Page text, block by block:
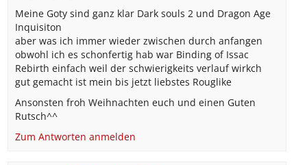
Meine Goty sind ganz klar Dark souls 2 und Dragon Age
Inquisiton
aber was ich immer wieder zwischen durch anfangen
obwohl ich es schonfertig hab war Binding of Issac
Rebirth einfach weil der schwierigkeits verlauf wirkch
gut gemacht ist mein bis jetzt liebstes Rouglike
Ansonsten froh Weihnachten euch und einen Guten
Rutsch^^
Zum Antworten anmelden